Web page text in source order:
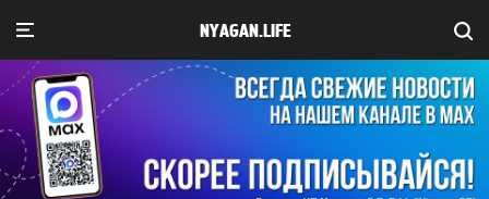
NYAGAN.LIFE